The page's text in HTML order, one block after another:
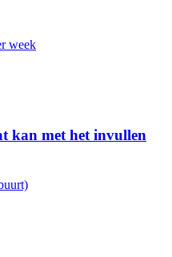
week
kan met het invullen